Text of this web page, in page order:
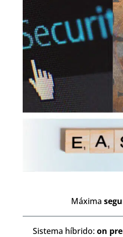
Máxima
Sistema híbrido:on